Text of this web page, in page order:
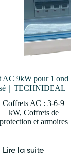
AC 9kW pour 1 ond
｜TECHNIDEAL
Coffrets AC : 3-6-9
kW, Coffrets de
protection et armoires
Lire la suite